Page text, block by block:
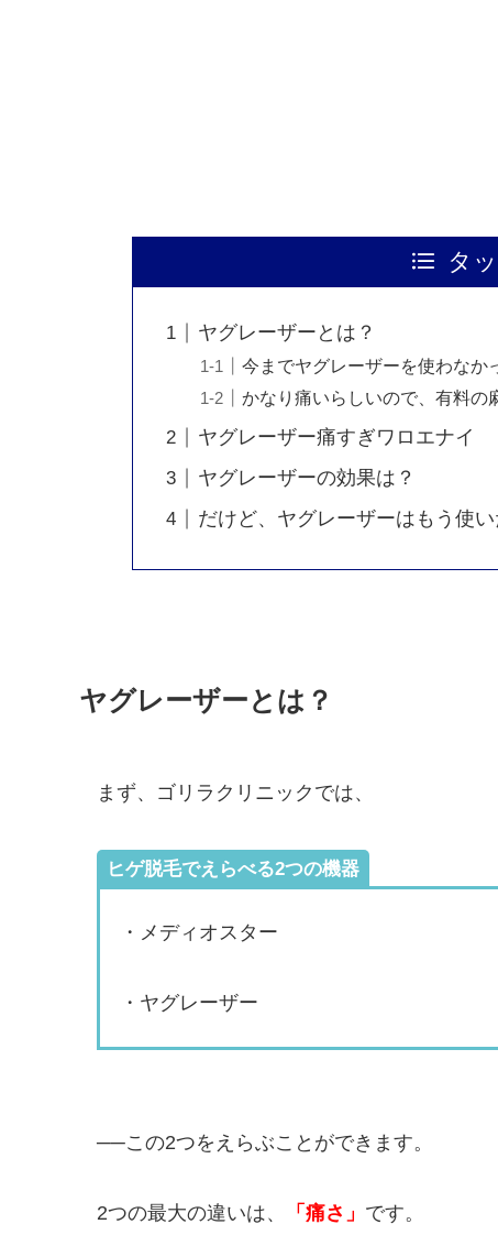
タ
ヤグレーザーとは？
今までヤグレーザーを使わなか
かなり痛いらしいので、有料の
ヤグレーザー痛すぎワロエナイ
ヤグレーザーの効果は？
だけど、ヤグレーザーはもう使
ヤグレーザーとは？
まず、ゴリラクリニックでは、
ヒゲ脱毛でえらべる2つの機器
・メディオスター
・ヤグレーザー
──この2つをえらぶことができます。
2つの最大の違いは、 「痛さ」 です。